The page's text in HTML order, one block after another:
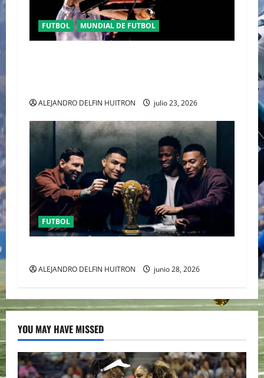
FUTBOL MUNDIAL DE FUTBOL
ALEJANDRO DELFIN HUITRON julio 23, 2026
FUTBOL
ALEJANDRO DELFIN HUITRON junio 28, 2026
YOU MAY HAVE MISSED